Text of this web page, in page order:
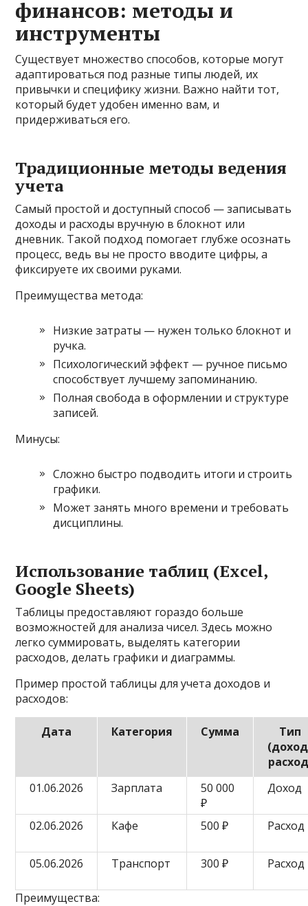
финансов: методы и
инструменты
Существует множество способов, которые могут
адаптироваться под разные типы людей, их
привычки и специфику жизни. Важно найти тот,
который будет удобен именно вам, и
придерживаться его.
Традиционные методы ведения
учета
Самый простой и доступный способ — записывать
доходы и расходы вручную в блокнот или
дневник. Такой подход помогает глубже осознать
процесс, ведь вы не просто вводите цифры, а
фиксируете их своими руками.
Преимущества метода:
Низкие затраты — нужен только блокнот и
ручка.
Психологический эффект — ручное письмо
способствует лучшему запоминанию.
Полная свобода в оформлении и структуре
записей.
Минусы:
Сложно быстро подводить итоги и строить
графики.
Может занять много времени и требовать
дисциплины.
Использование таблиц (Excel,
Google Sheets)
Таблицы предоставляют гораздо больше
возможностей для анализа чисел. Здесь можно
легко суммировать, выделять категории
расходов, делать графики и диаграммы.
Пример простой таблицы для учета доходов и
расходов:
Дата Категория Сумма
Тип
01.06.2026
Зарплата
50 000
₽
Доход
02.06.2026 Кафе 500 ₽ Расход
05.06.2026 Транспорт 300 ₽ Расход
Преимущества: